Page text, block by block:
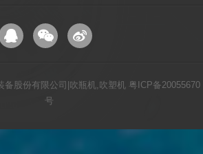
备股份有限公司|吹瓶机,吹塑机 粤ICP备20055670
号